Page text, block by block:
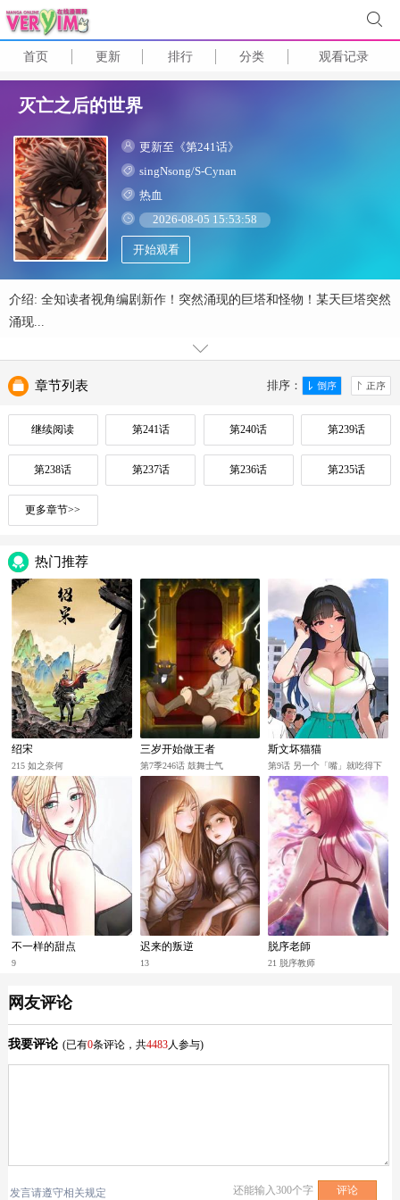
首页 更新 排行 分类 观看记录
灭亡之后的世界
更新至《第241话》
singNsong/S-Cynan
热血
2026-08-05 15:53:58
开始观看
介绍: 全知读者视角编剧新作！突然涌现的巨塔和怪物！某天巨塔突然
涌现...
排序：
章节列表
继续阅读 第241话 第240话 第239话
第238话 第237话 第236话 第235话
更多章节>>
热门推荐
绍宋
215 如之奈何
三岁开始做王者
第7季246话 鼓舞士气
斯文坏猫猫
第9话 另一个「嘴」就吃得下
了
不一样的甜点
9
迟来的叛逆
13
脱序老師
21 脱序教师
网友评论
我要评论 (已有0条评论，共4483人参与)
发言请遵守相关规定 还能输入300个字